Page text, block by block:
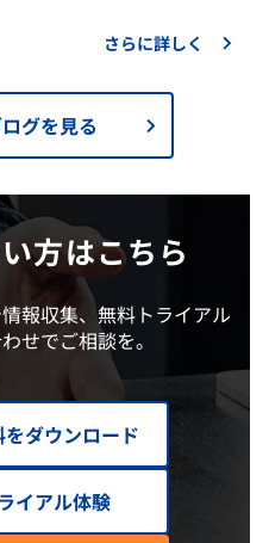
さらに詳しく
グを見る
方はこちら
報収集、無料トライアル
せでご相談を。
ダウンロード
イアル体験